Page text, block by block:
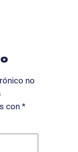
no
con *